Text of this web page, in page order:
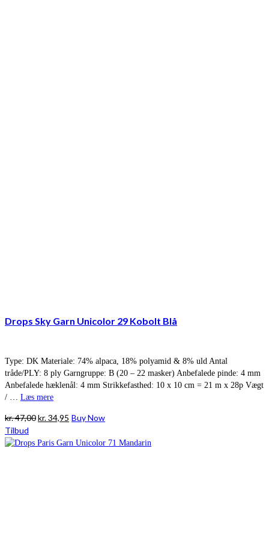
Drops Sky Garn Unicolor 29 Kobolt Blå
Type: DK Materiale: 74% alpaca, 18% polyamid & 8% uld Antal
tråde/PLY: 8 ply Garngruppe: B (20 – 22 masker) Anbefalede pinde: 4 mm
Anbefalede hæklenål: 4 mm Strikkefasthed: 10 x 10 cm = 21 m x 28p Vægt
/ … Læs mere
kr.47,00Den
pris
kr.34,95 Den
pris
Buy Now
Tilbud